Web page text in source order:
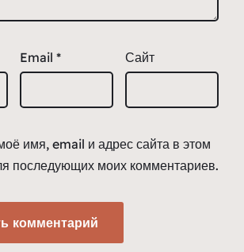
Email * Сайт
имя, email и адрес сайта в этом
последующих моих комментариев.